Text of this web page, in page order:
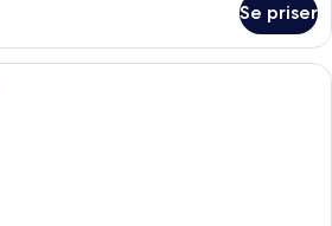
Se priser
Ett hotellrum med två sängar, en tv,